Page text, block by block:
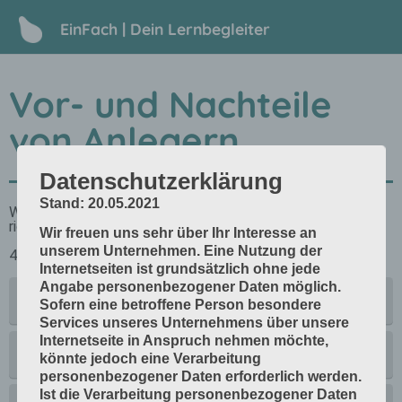
EinFach | Dein Lernbegleiter
Vor- und Nachteile
von Anlegern
Datenschutzerklärung
Stand: 20.05.2021
Wir freuen uns sehr über Ihr Interesse an
unserem Unternehmen. Eine Nutzung der
Internetseiten ist grundsätzlich ohne jede
Angabe personenbezogener Daten möglich.
Sofern eine betroffene Person besondere
Services unseres Unternehmens über unsere
Internetseite in Anspruch nehmen möchte,
könnte jedoch eine Verarbeitung
personenbezogener Daten erforderlich werden.
Ist die Verarbeitung personenbezogener Daten